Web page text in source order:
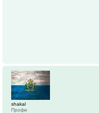
shakal
Профи